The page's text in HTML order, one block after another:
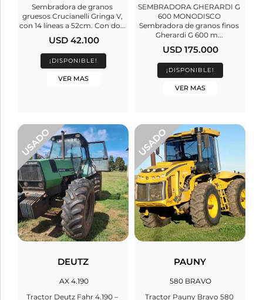
Sembradora de granos
gruesos Crucianelli Gringa V,
con 14 líneas a 52cm. Con do...
USD 42.100
¡DISPONIBLE!
VER MAS
SEMBRADORA GHERARDI G
600 MONODISCO
Sembradora de granos finos
Gherardi G 600 m...
USD 175.000
¡DISPONIBLE!
VER MAS
DEUTZ
AX 4.190
Tractor Deutz Fahr 4.190 –
PAUNY
580 BRAVO
Tractor Pauny Bravo 580